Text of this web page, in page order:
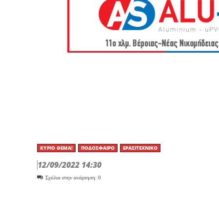
ΚΎΡΙΟ ΘΈΜΑ! ΠΟΔΌΣΦΑΙΡΟ ΕΡΑΣΙΤΕΧΝΙΚΟ
12/09/2022 14:30
Σχόλια στην ανάρτηση: 0